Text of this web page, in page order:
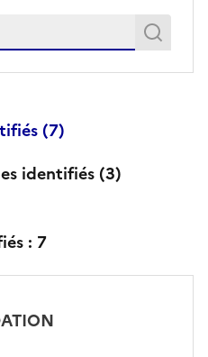
adresse exacte
(7)
identifiés (3)
: 7